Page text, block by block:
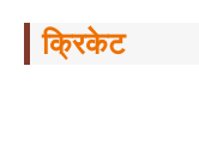
क्रिकेट